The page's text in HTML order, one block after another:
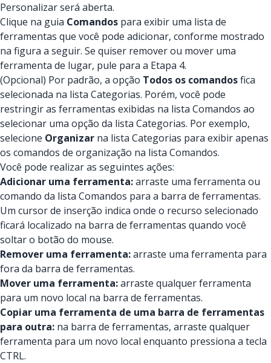
Personalizar será aberta.
Clique na guia Comandos para exibir uma lista de
ferramentas que você pode adicionar, conforme mostrado
na figura a seguir. Se quiser remover ou mover uma
ferramenta de lugar, pule para a Etapa 4.
(Opcional) Por padrão, a opção Todos os comandosfica
selecionada na lista Categorias. Porém, você pode
restringir as ferramentas exibidas na lista Comandos ao
selecionar uma opção da lista Categorias. Por exemplo,
selecione Organizar na lista Categorias para exibir apenas
os comandos de organização na lista Comandos.
Você pode realizar as seguintes ações:
Adicionar uma ferramenta:arraste uma ferramenta ou
comando da lista Comandos para a barra de ferramentas.
Um cursor de inserção indica onde o recurso selecionado
ficará localizado na barra de ferramentas quando você
soltar o botão do mouse.
Remover uma ferramenta:arraste uma ferramenta para
fora da barra de ferramentas.
Mover uma ferramenta:arraste qualquer ferramenta
para um novo local na barra de ferramentas.
Copiar uma ferramenta de uma barra de ferramentas
para outra: na barra de ferramentas, arraste qualquer
ferramenta para um novo local enquanto pressiona a tecla
CTRL.